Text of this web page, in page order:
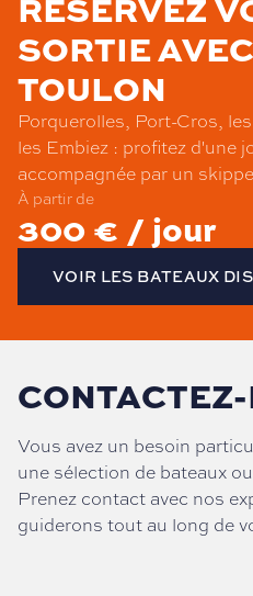
SORTIE
TOULON
Porquerolles, Port-Cros,
les Embiez : profitez d'une
accompagnée par un
À partir de
300 € / jour
VOIR LES BATEAUX
Vous avez un besoin
une sélection de bateaux
Prenez contact avec nos
guiderons tout au long de